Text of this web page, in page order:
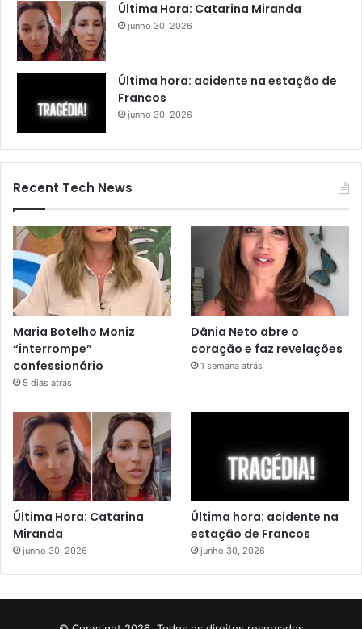
Última Hora: Catarina Miranda
junho 30, 2026
Última hora: acidente na estação de
Francos
junho 30, 2026
Recent Tech News
Maria Botelho Moniz
“interrompe”
confessionário
5 dias atrás
Dânia Neto abre o
coração e faz revelações
1 semana atrás
Última Hora: Catarina
Miranda
junho 30, 2026
Última hora: acidente na
estação de Francos
junho 30, 2026